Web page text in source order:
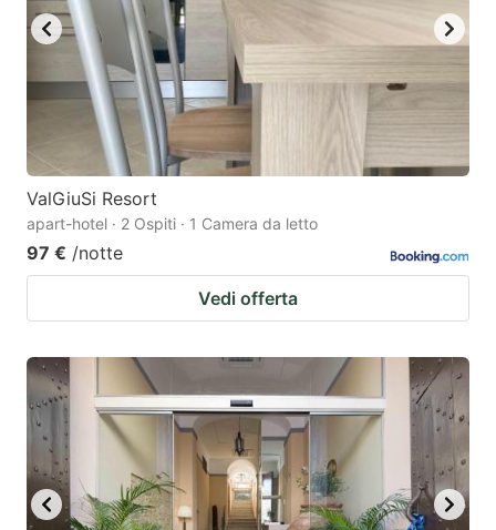
ValGiuSi Resort
apart-hotel · 2 Ospiti · 1 Camera da letto
97 € /notte
Vedi offerta